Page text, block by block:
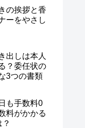
の挨拶と香
ーをやさし
出しは本人
？委任状の
3つの書類
も手数料0
料がかかる